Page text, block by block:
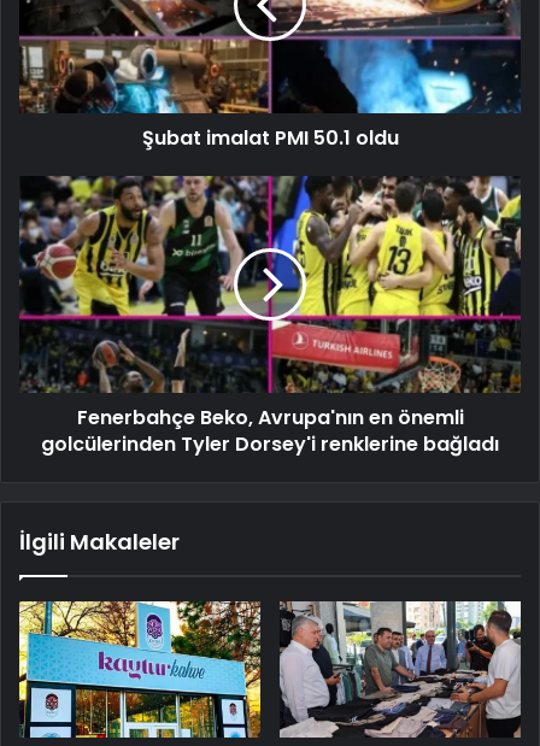
Şubat imalat PMI 50.1 oldu
Fenerbahçe Beko, Avrupa'nın en önemli
golcülerinden Tyler Dorsey'i renklerine bağladı
İlgili Makaleler